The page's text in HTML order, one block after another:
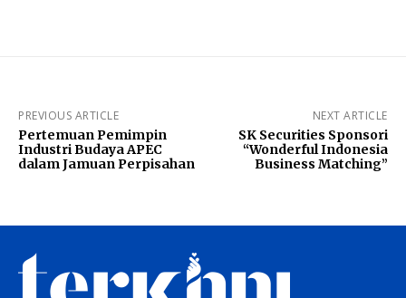
PREVIOUS ARTICLE
Pertemuan Pemimpin
Industri Budaya APEC
dalam Jamuan Perpisahan
NEXT ARTICLE
SK Securities Sponsori
“Wonderful Indonesia
Business Matching”